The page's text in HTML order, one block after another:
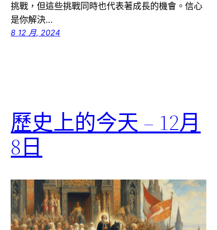
挑戰，但這些挑戰同時也代表著成長的機會。信心
是你解決…
8 12 月, 2024
歷史上的今天 – 12月
8日